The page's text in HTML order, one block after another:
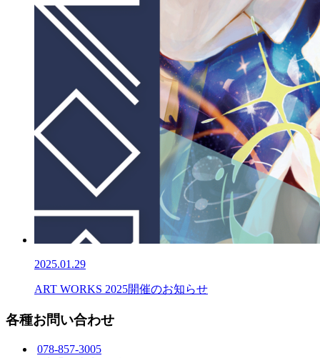
2025.01.29
ART WORKS 2025開催のお知らせ
各種お問い合わせ
078-857-3005